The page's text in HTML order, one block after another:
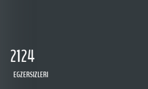
2124
EGZERSIZLERI